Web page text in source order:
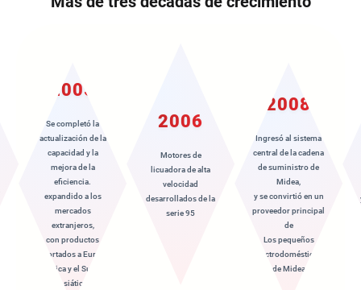
2006
Motores de
licuadora de alta
velocidad
desarrollados de la
serie 95
central de la cadena
de suministro de
Midea,
y se convirtió en un
proveedor principal
técnica completa de
los motores de
licuadora de alta
velocidad.
y entró en el sistema
de cadena de
suministro de
Joyoung